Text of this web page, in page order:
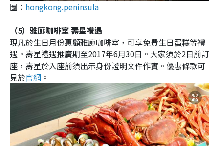
圖： hongkong.peninsula
（5）雅廊咖啡室 壽星禮遇
現凡於生日月份惠顧雅廊咖啡室，可享免費生日蛋糕等禮
遇。壽星禮遇推廣期至2017年6月30日。大家須於2日前訂
座，壽星於入座前須出示身份證明文件作實。優惠條款可
見於官網 。